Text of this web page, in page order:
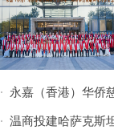
· 永嘉（香港）华侨
会就职典礼顺利举行
· 温商投建哈萨克斯